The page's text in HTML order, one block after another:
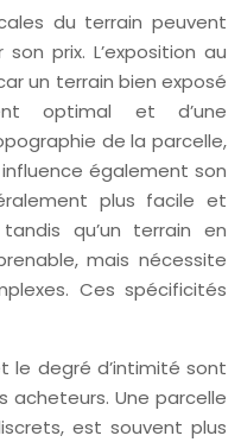
du terrain peuvent
prix. L’exposition au
un terrain bien exposé
optimal et d’une
de la parcelle,
également son
plus facile et
qu’un terrain en
mais nécessite
Ces spécificités
le degré d’intimité sont
acheteurs. Une parcelle
est souvent plus